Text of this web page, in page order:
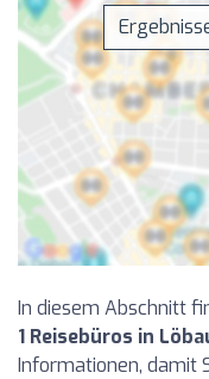
In diesem Abschnitt
1 Reisebüros in
Informationen, damit